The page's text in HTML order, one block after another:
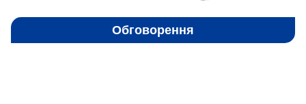
Обговорення